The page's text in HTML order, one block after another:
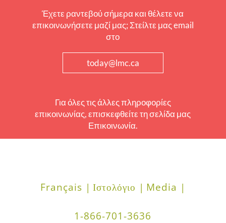
Έχετε ραντεβού σήμερα και θέλετε να
επικοινωνήσετε μαζί μας; Στείλτε μας email
στο
today@lmc.ca
Για όλες τις άλλες πληροφορίες
επικοινωνίας, επισκεφθείτε τη σελίδα μας
Επικοινωνία.
Français | Ιστολόγιο | Media |
1-866-701-3636